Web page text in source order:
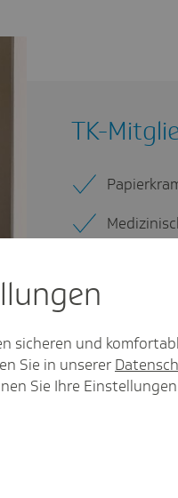
TK-
Techniker.
sicheren und
Sie in unserer
Sie Ihre